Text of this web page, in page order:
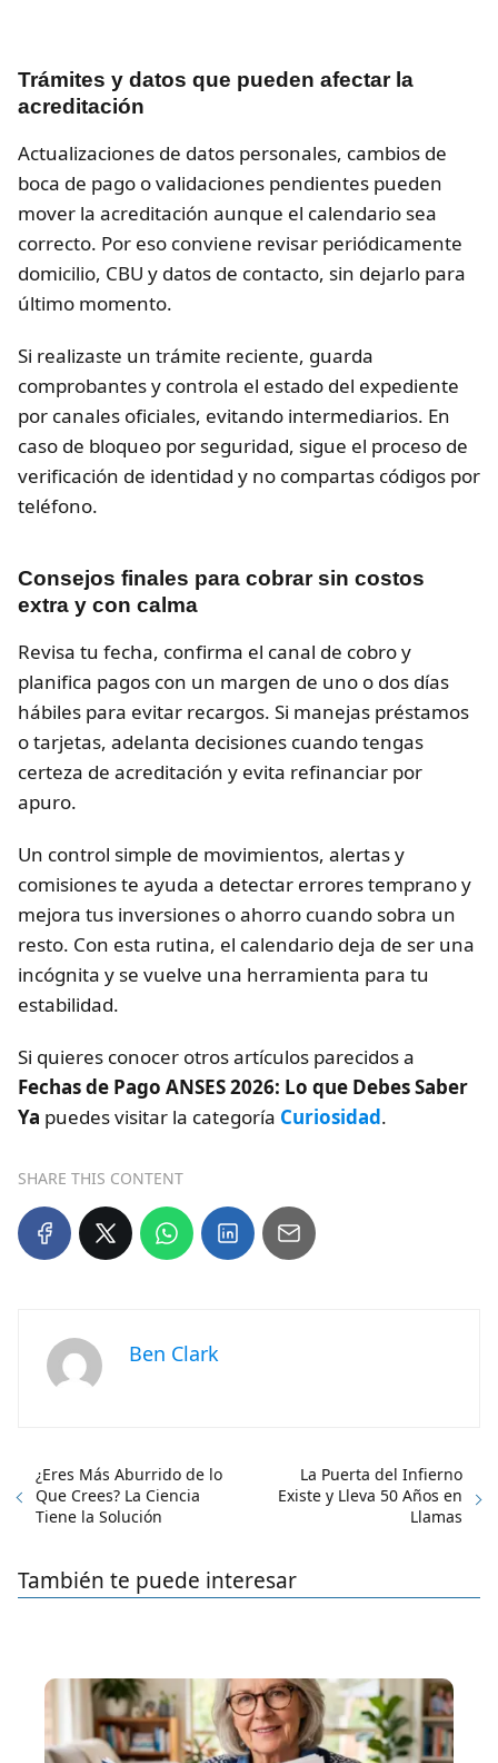
Trámites y datos que pueden afectar la
acreditación
Actualizaciones de datos personales, cambios de
boca de pago o validaciones pendientes pueden
mover la acreditación aunque el calendario sea
correcto. Por eso conviene revisar periódicamente
domicilio, CBU y datos de contacto, sin dejarlo para
último momento.
Si realizaste un trámite reciente, guarda
comprobantes y controla el estado del expediente
por canales oficiales, evitando intermediarios. En
caso de bloqueo por seguridad, sigue el proceso de
verificación de identidad y no compartas códigos por
teléfono.
Consejos finales para cobrar sin costos
extra y con calma
Revisa tu fecha, confirma el canal de cobro y
planifica pagos con un margen de uno o dos días
hábiles para evitar recargos. Si manejas préstamos
o tarjetas, adelanta decisiones cuando tengas
certeza de acreditación y evita refinanciar por
apuro.
Un control simple de movimientos, alertas y
comisiones te ayuda a detectar errores temprano y
mejora tus inversiones o ahorro cuando sobra un
resto. Con esta rutina, el calendario deja de ser una
incógnita y se vuelve una herramienta para tu
estabilidad.
Si quieres conocer otros artículos parecidos a
Fechas de Pago ANSES 2026: Lo que Debes Saber
Ya puedes visitar la categoría Curiosidad.
SHARE THIS CONTENT
Ben Clark
¿Eres Más Aburrido de lo
Que Crees? La Ciencia
Tiene la Solución
La Puerta del Infierno
Existe y Lleva 50 Años en
Llamas
También te puede interesar